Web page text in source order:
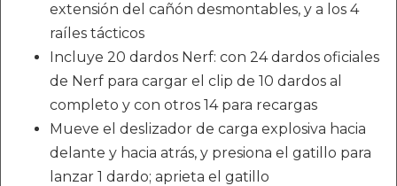
extensión del cañón desmontables, y a los 4
raíles tácticos
Incluye 20 dardos Nerf: con 24 dardos oficiales
de Nerf para cargar el clip de 10 dardos al
completo y con otros 14 para recargas
Mueve el deslizador de carga explosiva hacia
delante y hacia atrás, y presiona el gatillo para
lanzar 1 dardo; aprieta el gatillo